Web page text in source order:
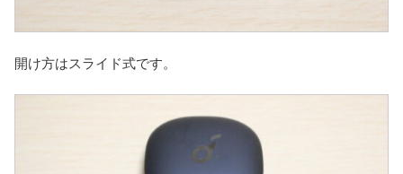
開け方はスライド式です。